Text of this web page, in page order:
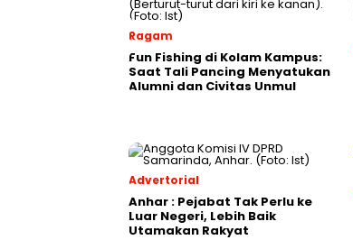
Ragam
Fun Fishing di Kolam Kampus:
Saat Tali Pancing Menyatukan
Alumni dan Civitas Unmul
Advertorial
Anhar : Pejabat Tak Perlu ke
Luar Negeri, Lebih Baik
Utamakan Rakyat